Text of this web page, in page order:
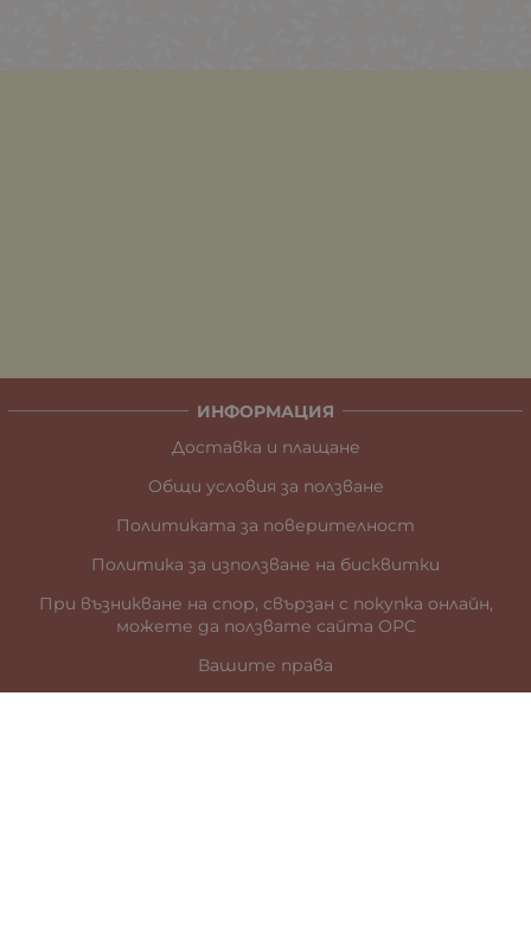
ИНФОРМАЦИЯ
Доставка и плащане
Общи условия за ползване
Политиката за поверителност
Политика за използване на бисквитки
При възникване на спор, свързан с покупка онлайн,
можете да ползвате сайта ОРС
Вашите права